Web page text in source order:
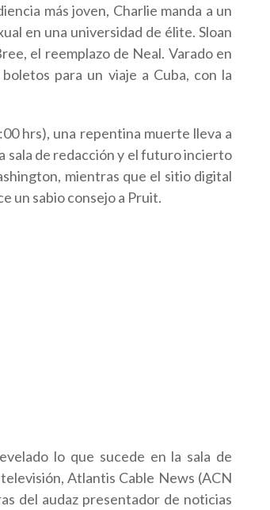
más joven, Charlie manda a un
en una universidad de élite. Sloan
el reemplazo de Neal. Varado en
para un viaje a Cuba, con la
hrs), una repentina muerte lleva a
sala de redacción y el futuro incierto
mientras que el sitio digital
un sabio consejo a Pruit.
lo que sucede en la sala de
Atlantis Cable News (ACN
del audaz presentador de noticias